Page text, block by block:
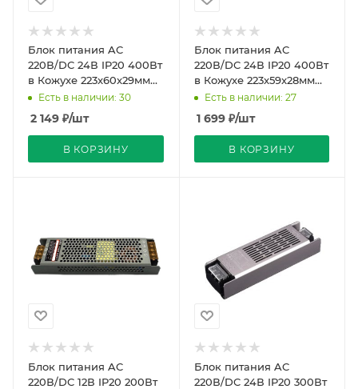
Блок питания AC
220В/DC 24В IP20 400Вт
в Кожухе 223x60x29мм
Compound DIM Strait
REDIGLE (50)
Есть в наличии: 30
2 149 ₽/шт
В КОРЗИНУ
Блок питания AC
220В/DC 24В IP20 400Вт
в Кожухе 223x59x28мм
Compound Strait
REDIGLE (40)
Есть в наличии: 27
1 699₽/шт
В КОРЗИНУ
Блок питания AC
220В/DC 12В IP20 200Вт
Блок питания AC
220В/DC 24В IP20 300Вт